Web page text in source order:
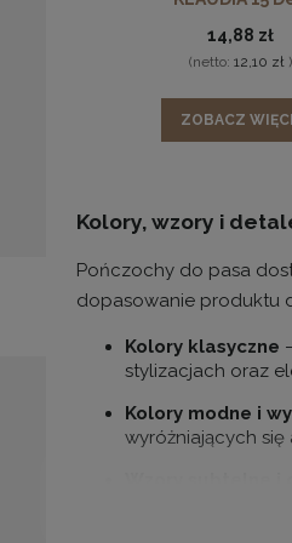
ich smukłość.
Pończochy
Pończochy
sylwetki. Takie
dekoracyjną i
Dzięki tak szerokiej
każdym wieku i o
Materiały i jakość
Pończochy do pasa z
które zapewniają
14,88 zł
(netto: 12,10 zł)
ZOBACZ
Kolory, wzory i
Pończochy do pasa
dopasowanie produktu
Kolory klasyczne
stylizacjach oraz
Kolory modne i
wyróżniających